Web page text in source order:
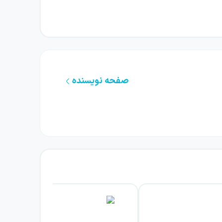
برنامه و داوری درباره رفتارها گرایش دارد.
تفاوت‌ها به تفاهم را ندارد. آن‌ها مانند
را به آن‌ها نمی‌آموزد.
مدهای غریب آن دوره شکل می‌گیرد؛ جزئیاتی
باشند، اما زندگی مشترکشان نشان می‌دهد
صفحه نویسنده